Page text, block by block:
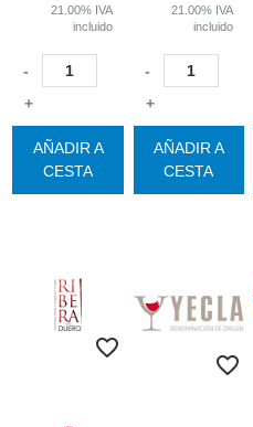
21.00% IVA
incluido
-
+
AÑADIR A
CESTA
21.00% IVA
incluido
-
+
AÑADIR A
CESTA